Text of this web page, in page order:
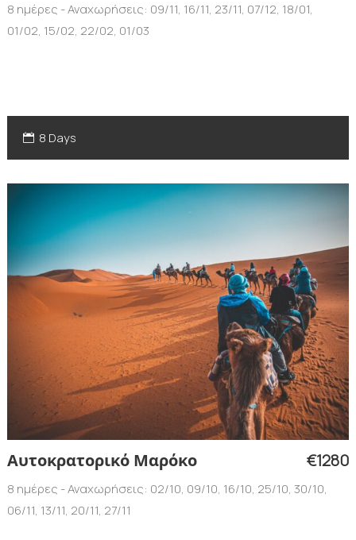
8 ημέρες - Αναχωρήσεις: 09/11, 16/11, 23/11, 07/12, 18/01,
01/02, 15/02, 22/02, 01/03
8 Days
Αυτοκρατορικό Μαρόκο €1280
8 ημέρες - Αναχωρήσεις: 02/10, 09/10, 16/10, 25/10, 30/10,
06/11, 13/11, 20/11, 27/11